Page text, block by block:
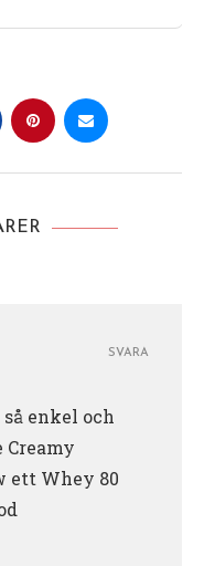
enkel och
Creamy
ett Whey 80
SVARA